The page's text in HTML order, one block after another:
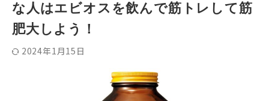
な人はエビオスを飲んで筋トレして筋
肥大しよう！
2024年1月15日